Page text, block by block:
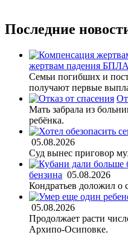
Последние
жертвам падения БПЛА
Семьи погибших и
получают первые
Мать забрала из
ребёнка.
05.08.2026
Суд вынес приговор
бензина 05.08.2026
Кондратьев доложил о
05.08.2026
Продолжает расти
Архипо-Осиповке.